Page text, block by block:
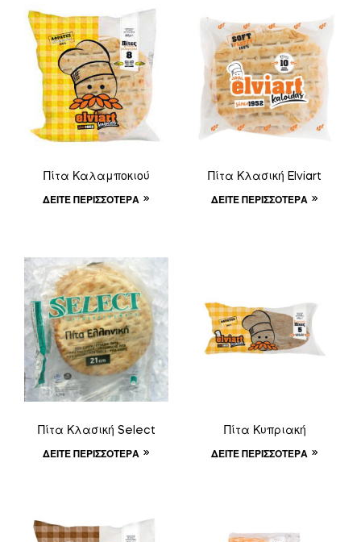
Πίτα Καλαμποκιού
ΔΕΊΤΕ ΠΕΡΙΣΣΌΤΕΡΑ
Πίτα Κλασική Elviart
ΔΕΊΤΕ ΠΕΡΙΣΣΌΤΕΡΑ
Πίτα Κλασική Select
ΔΕΊΤΕ ΠΕΡΙΣΣΌΤΕΡΑ
Πίτα Κυπριακή
ΔΕΊΤΕ ΠΕΡΙΣΣΌΤΕΡΑ